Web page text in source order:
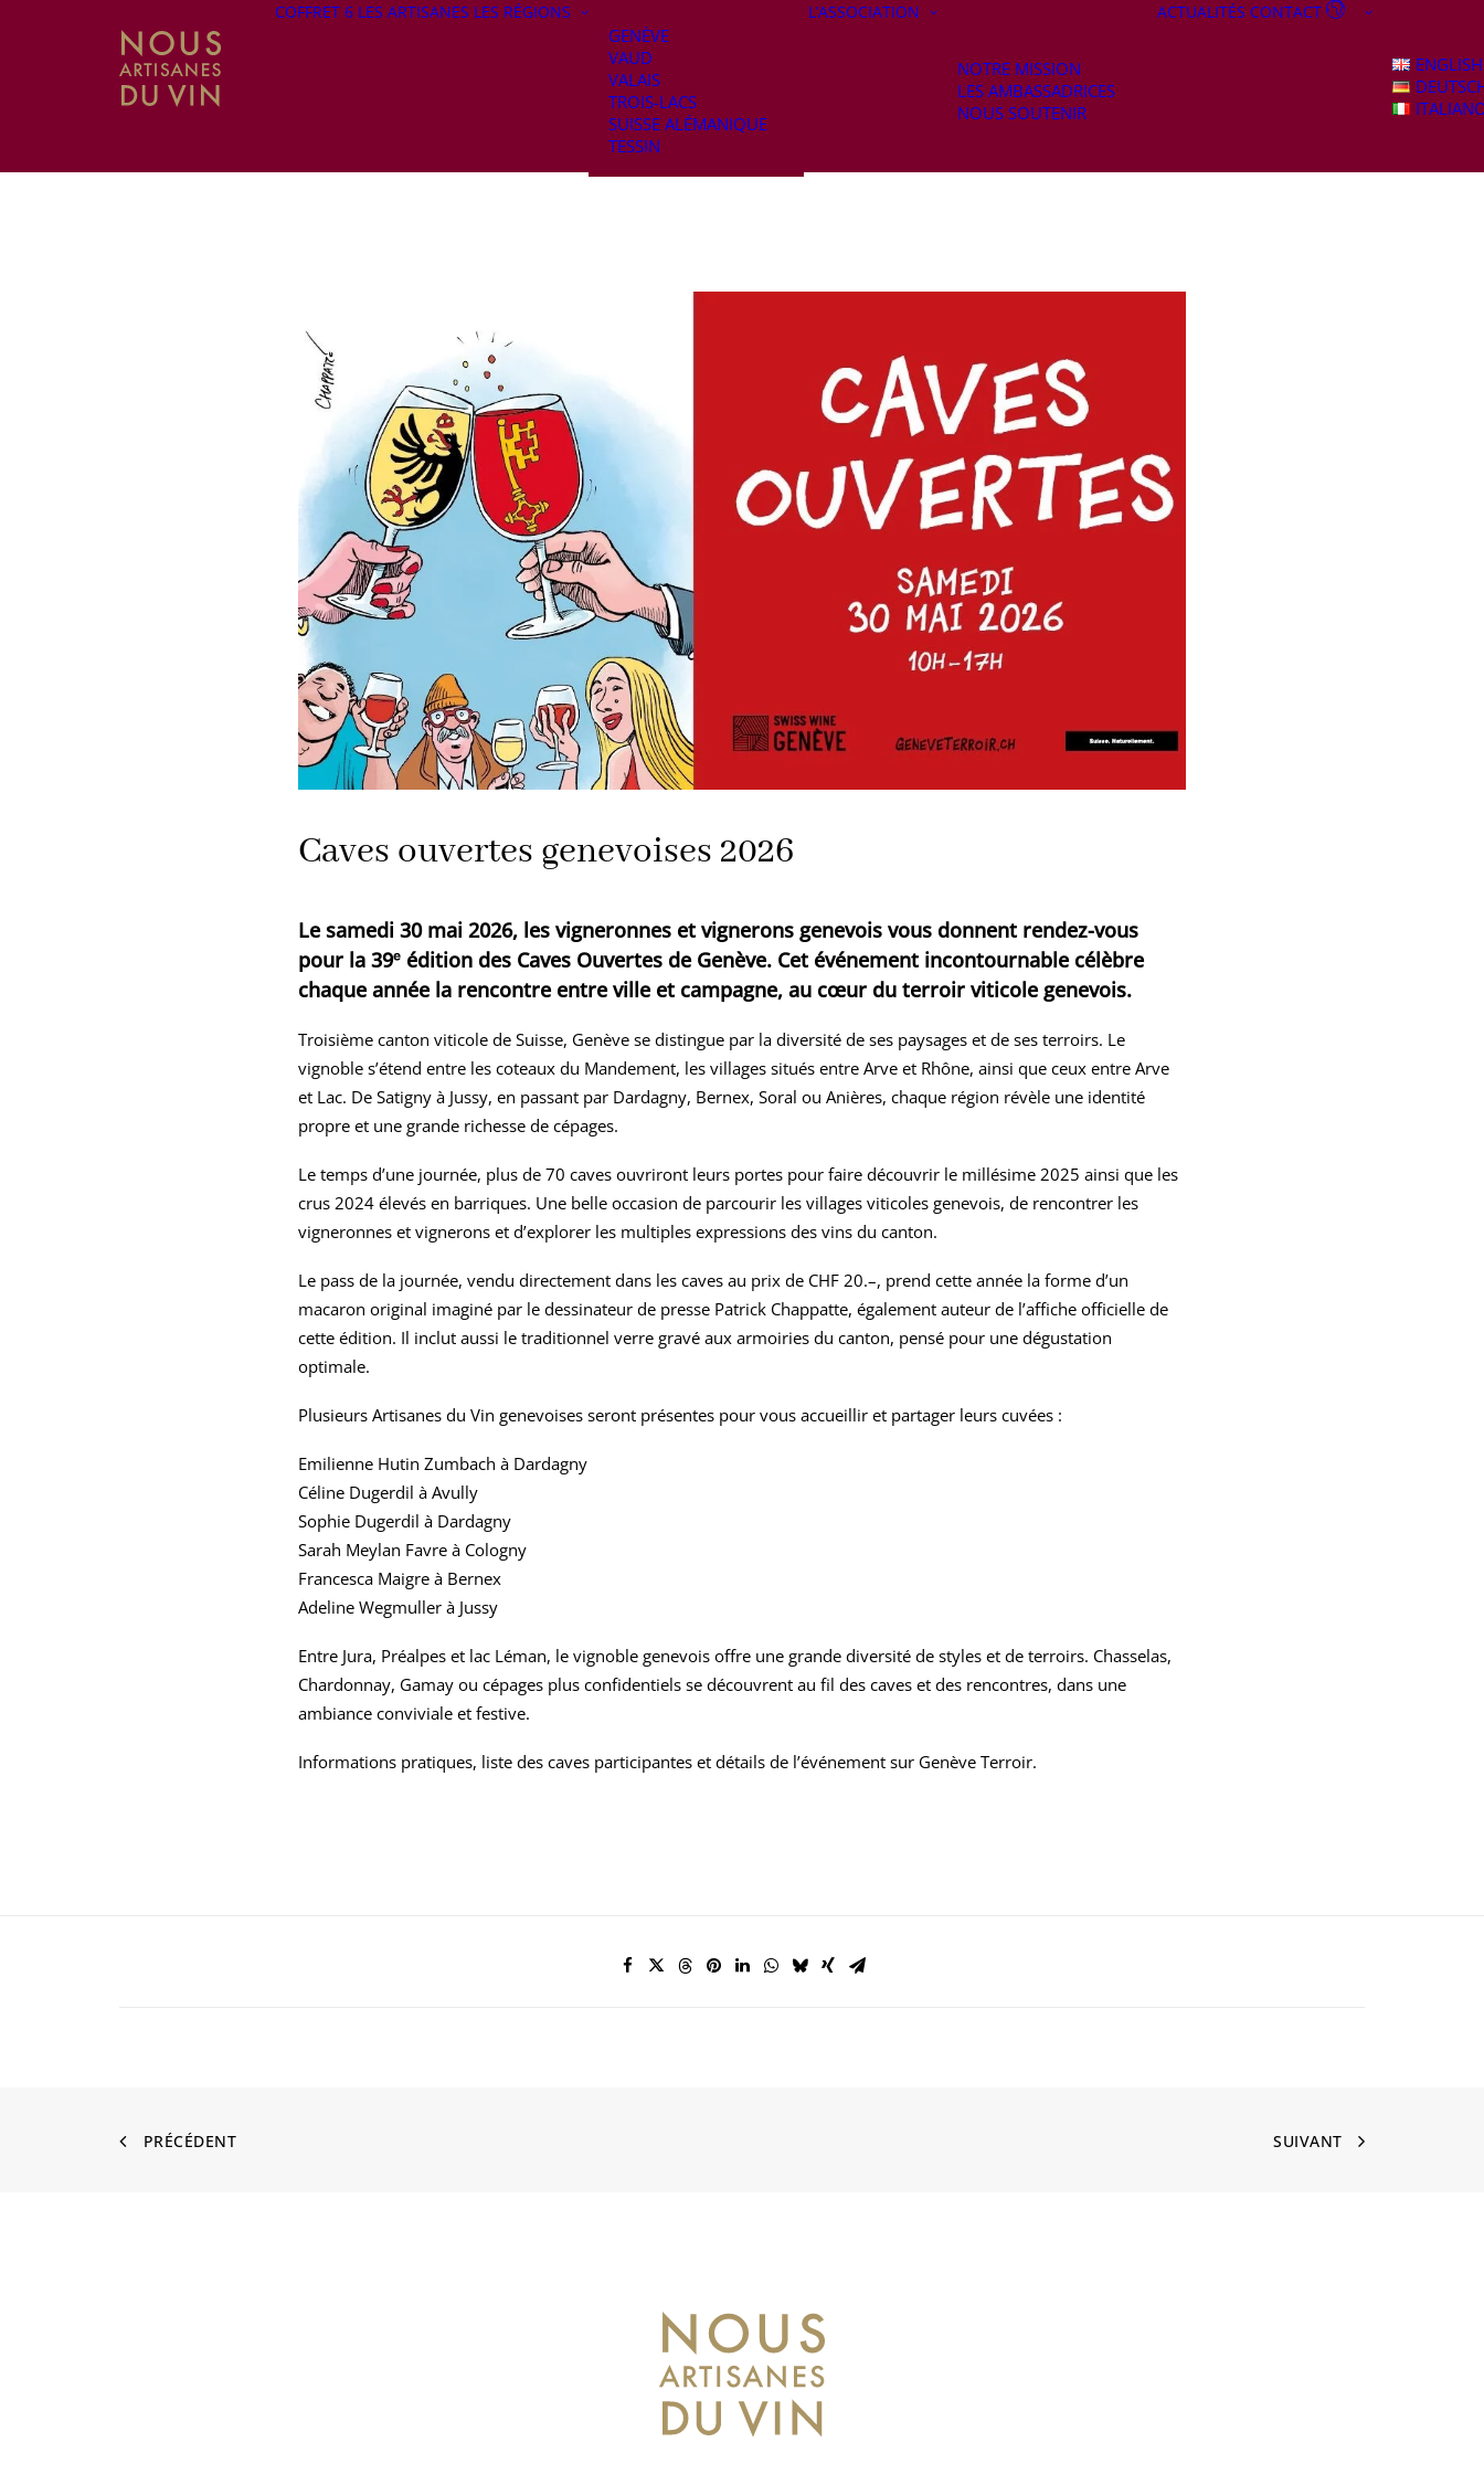
COFFRET 6 LES ARTISANES LES RÉGIONS
GENÈVE
VAUD
VALAIS
TROIS-LACS
SUISSE ALÉMANIQUE
TESSIN
L’ASSOCIATION
NOTRE MISSION
LES AMBASSADRICES
NOUS SOUTENIR
ACTUALITÉS CONTACT
ENGLISH
Caves ouvertes genevoises 2026
Le samedi 30 mai 2026, les vigneronnes et vignerons genevois vous donnent rendez-vous
pour la 39ᵉ édition des Caves Ouvertes de Genève. Cet événement incontournable célèbre
chaque année la rencontre entre ville et campagne, au cœur du terroir viticole genevois.
Troisième canton viticole de Suisse, Genève se distingue par la diversité de ses paysages et de ses terroirs. Le
vignoble s’étend entre les coteaux du Mandement, les villages situés entre Arve et Rhône, ainsi que ceux entre Arve
et Lac. De Satigny à Jussy, en passant par Dardagny, Bernex, Soral ou Anières, chaque région révèle une identité
propre et une grande richesse de cépages.
Le temps d’une journée, plus de 70 caves ouvriront leurs portes pour faire découvrir le millésime 2025 ainsi que les
crus 2024 élevés en barriques. Une belle occasion de parcourir les villages viticoles genevois, de rencontrer les
vigneronnes et vignerons et d’explorer les multiples expressions des vins du canton.
Le pass de la journée, vendu directement dans les caves au prix de CHF 20.–, prend cette année la forme d’un
macaron original imaginé par le dessinateur de presse Patrick Chappatte, également auteur de l’affiche officielle de
cette édition. Il inclut aussi le traditionnel verre gravé aux armoiries du canton, pensé pour une dégustation
optimale.
Plusieurs Artisanes du Vin genevoises seront présentes pour vous accueillir et partager leurs cuvées :
Emilienne Hutin Zumbach à Dardagny
Céline Dugerdil à Avully
Sophie Dugerdil à Dardagny
Sarah Meylan Favre à Cologny
Francesca Maigre à Bernex
Adeline Wegmuller à Jussy
Entre Jura, Préalpes et lac Léman, le vignoble genevois offre une grande diversité de styles et de terroirs. Chasselas,
Chardonnay, Gamay ou cépages plus confidentiels se découvrent au fil des caves et des rencontres, dans une
ambiance conviviale et festive.
Informations pratiques, liste des caves participantes et détails de l’événement sur Genève Terroir.
PRÉCÉDENT SUIVANT